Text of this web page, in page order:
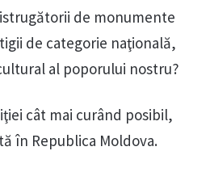
de monumente
de categorie naţională,
al poporului nostru?
cât mai curând posibil,
în Republica Moldova.